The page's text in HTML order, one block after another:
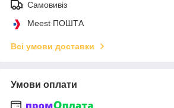
Самовивіз
Meest ПОШТА
Всі умови доставки
Умови оплати